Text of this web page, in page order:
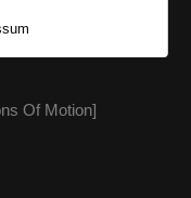
Of Motion]